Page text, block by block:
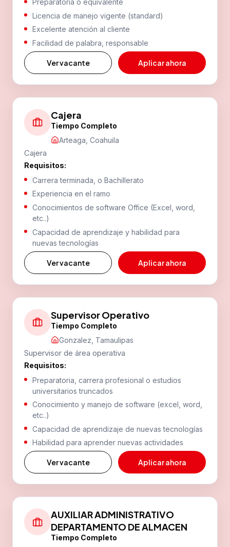
Tempoal
CARRETERA TUXPAN-TAMPICO KM 133 + 400,
92060 Tempoal de Sánchez, Ver.
Tula
CARRETERA CD. VICTORIA - SAN LUIS POTOSI KM.
37.5, 87900 Cdad. Tula, Tamps.
(832) 326 0043
Valles 1
El Gavilan, 79095 Cdad. Valles, S.L.P.
Valles 2
Carretera Valle Mante Kilómetro 6, Montecillos,
(481) 382 0742
Victoria 1
Av Tamaulipas 3304, Villarreal, 87027 Cdad. Victoria,
Tamps.
(834) 15 30 100
Victoria 2
87000 Cdad. Victoria, Tamps.
(834) 15 30 100
Victoria 3
Carretera a Monterrey 701, 87120 Cdad. Victoria,
Tamps.
(834) 15 30 100
Preparatoria o equivalente
Licencia de manejo vigente (standard)
Excelente atención al cliente
Facilidad de palabra, responsable
Ver vacante Aplicar ahora
Cajera
Tiempo Completo
Arteaga, Coahuila
Cajera
Requisitos:
Carrera terminada, o Bachillerato
Experiencia en el ramo
Conocimientos de software Office (Excel, word,
etc..)
Capacidad de aprendizaje y habilidad para
nuevas tecnologías
Ver vacante Aplicar ahora
Supervisor Operativo
Tiempo Completo
Gonzalez, Tamaulipas
Supervisor de área operativa
Requisitos:
Preparatoria, carrera profesional o estudios
universitarios truncados
Conocimiento y manejo de software (excel, word,
etc..)
Capacidad de aprendizaje de nuevas tecnologías
Habilidad para aprender nuevas actividades
Ver vacante Aplicar ahora
AUXILIAR ADMINISTRATIVO
DEPARTAMENTO DE ALMACEN
Tiempo Completo